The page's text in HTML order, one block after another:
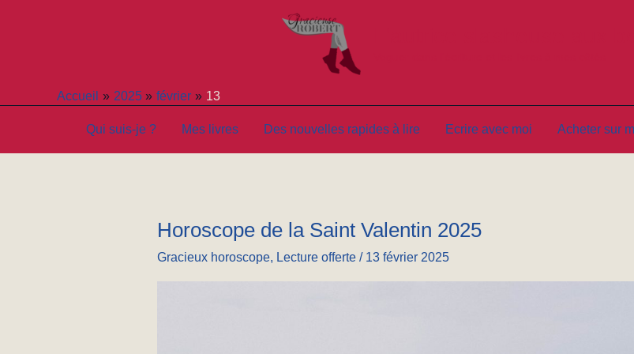
Accueil 2025 février 13
Qui suis-je ? Mes livres Des nouvelles rapides à lire Ecrire avec moi Acheter sur
13 Février 2025
Horoscope de la Saint Valentin 2025
Gracieux horoscope, Lecture offerte/ 13 février 2025
Horoscope